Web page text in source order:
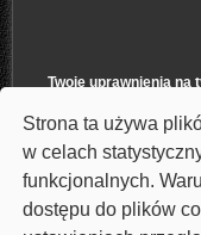
Strona ta używa
w celach
funkcjonalnych.
dostępu do plików
Twoje uprawnienia na
Nie możesz
Nie możeszzmieniać
Nie możeszusuwać
Nie możeszdodawać
Strona główna